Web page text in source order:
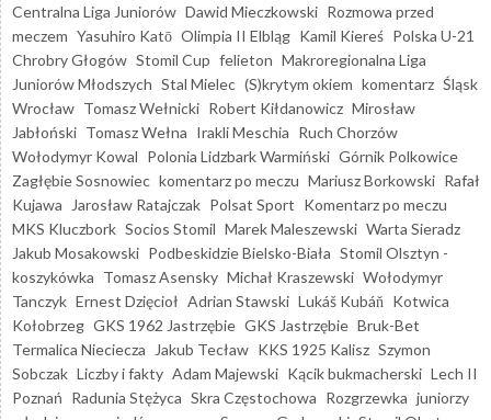
Centralna Liga Juniorów Dawid Mieczkowski Rozmowa przed
meczem Yasuhiro Katō Olimpia II Elbląg Kamil Kiereś Polska U-21
Chrobry Głogów Stomil Cup felieton Makroregionalna Liga
Juniorów Młodszych Stal Mielec (S)krytym okiem komentarz Śląsk
Wrocław Tomasz Wełnicki Robert Kiłdanowicz Mirosław
Jabłoński Tomasz Wełna Irakli Meschia Ruch Chorzów
Wołodymyr Kowal Polonia Lidzbark Warmiński Górnik Polkowice
Zagłębie Sosnowiec komentarz po meczu Mariusz Borkowski Rafał
Kujawa
Jarosław Ratajczak Polsat Sport Komentarz po meczu
MKS Kluczbork Socios Stomil Marek Maleszewski Warta Sieradz
Jakub Mosakowski Podbeskidzie Bielsko-Biała Stomil Olsztyn -
koszykówka Tomasz Asensky Michał Kraszewski Wołodymyr
Tanczyk Ernest Dzięcioł Adrian Stawski Lukáš Kubáň Kotwica
Kołobrzeg GKS 1962 Jastrzębie GKS Jastrzębie Bruk-Bet
Termalica Nieciecza
Jakub Tecław KKS 1925 Kalisz Szymon
Sobczak Liczby i fakty Adam Majewski Kącik bukmacherski Lech II
Poznań Radunia Stężyca Skra Częstochowa Rozgrzewka juniorzy